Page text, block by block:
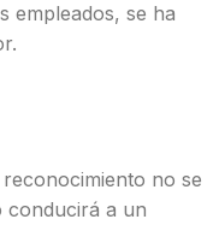
empleados, se ha
no se
conducirá a un